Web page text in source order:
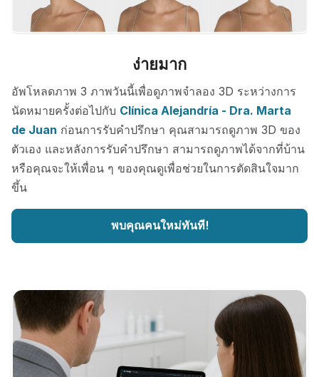
ง่ายมาก
อัพโหลดภาพ 3 ภาพวันนี้เพื่อดูภาพจำลอง 3D ระหว่างการ
นัดหมายครั้งต่อไปกับ Clínica Alejandría - Dra. Marta
de Juan ก่อนการรับคำปรึกษา คุณสามารถดูภาพ 3D ของ
ตัวเอง และหลังการรับคำปรึกษา สามารถดูภาพได้จากที่บ้าน
หรือคุณจะให้เพื่อน ๆ ของคุณดูเพื่อช่วยในการตัดสินใจมาก
ขึ้น
พบคุณคนใหม่ทันที!